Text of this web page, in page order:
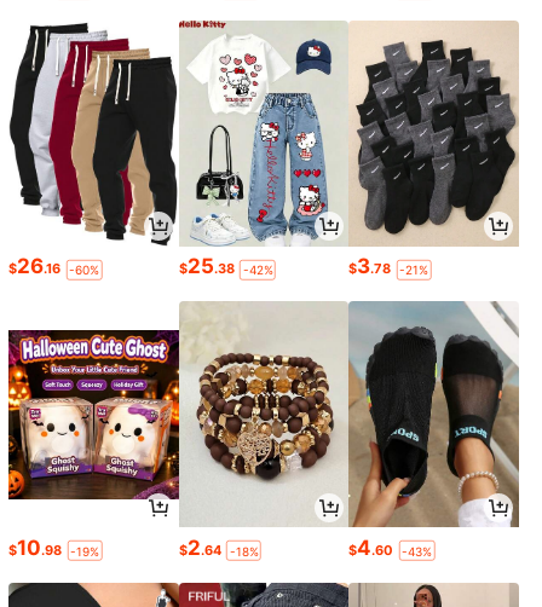
$26.16 -60% $25.38 -42% $3.78 -21%
$10.98 -19% $2.64 -18% $4.60 -43%